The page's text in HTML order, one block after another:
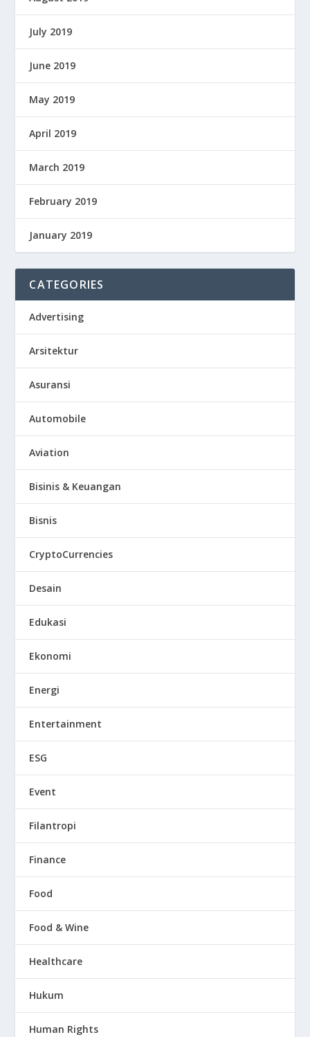
July 2019
June 2019
May 2019
April 2019
March 2019
February 2019
January 2019
CATEGORIES
Advertising
Arsitektur
Asuransi
Automobile
Aviation
Bisinis & Keuangan
Bisnis
CryptoCurrencies
Desain
Edukasi
Ekonomi
Energi
Entertainment
ESG
Event
Filantropi
Finance
Food
Food & Wine
Healthcare
Hukum
Human Rights